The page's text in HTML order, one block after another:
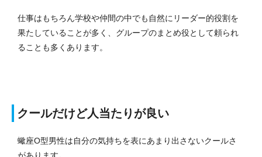
仕事はもちろん学校や仲間の中でも自然にリーダー的役割を
果たしていることが多く、グループのまとめ役として頼られ
ることも多くあります。
クールだけど人当たりが良い
蠍座O型男性は自分の気持ちを表にあまり出さないクールさ
があります。